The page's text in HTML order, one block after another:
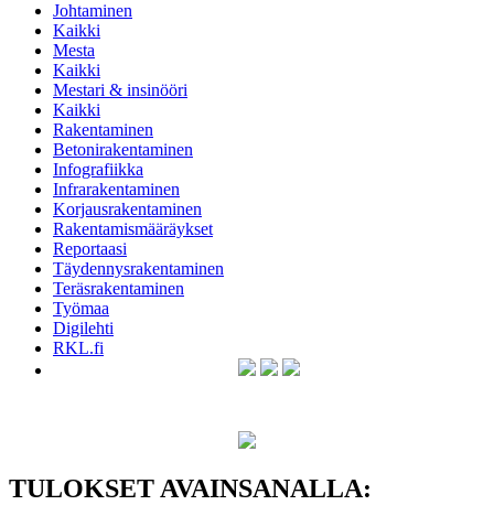
Johtaminen
Kaikki
Mesta
Kaikki
Mestari & insinööri
Kaikki
Rakentaminen
Betonirakentaminen
Infografiikka
Infrarakentaminen
Korjausrakentaminen
Rakentamismääräykset
Reportaasi
Täydennysrakentaminen
Teräsrakentaminen
Työmaa
Digilehti
RKL.fi
TULOKSET AVAINSANALLA: